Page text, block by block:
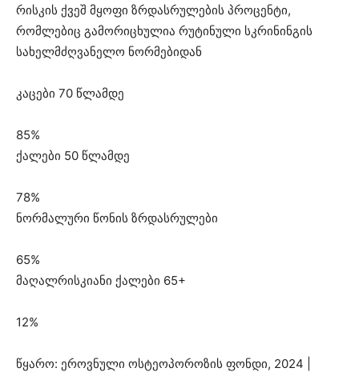
რისკის ქვეშ მყოფი ზრდასრულების პროცენტი,
რომლებიც გამორიცხულია რუტინული სკრინინგის
სახელმძღვანელო ნორმებიდან
კაცები 70 წლამდე
85%
ქალები 50 წლამდე
78%
ნორმალური წონის ზრდასრულები
65%
მაღალრისკიანი ქალები 65+
12%
წყარო: ეროვნული ოსტეოპოროზის ფონდი, 2024 |